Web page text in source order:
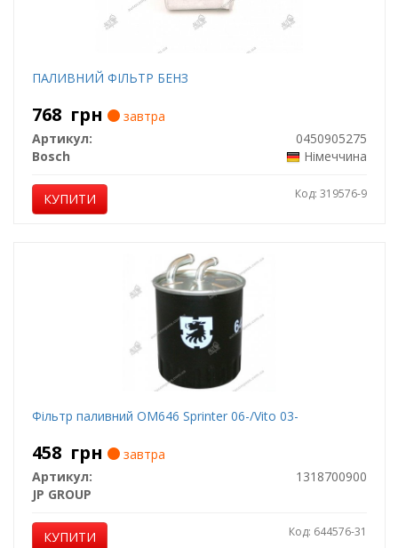
ПАЛИВНИЙ ФІЛЬТР БЕНЗ
768 грн
завтра
Артикул:
0450905275
Bosch
Німеччина
КУПИТИ Код: 319576-9
Фільтр паливний OM646 Sprinter 06-/Vito 03-
458 грн
завтра
Артикул:
1318700900
JP GROUP
КУПИТИ Код: 644576-31